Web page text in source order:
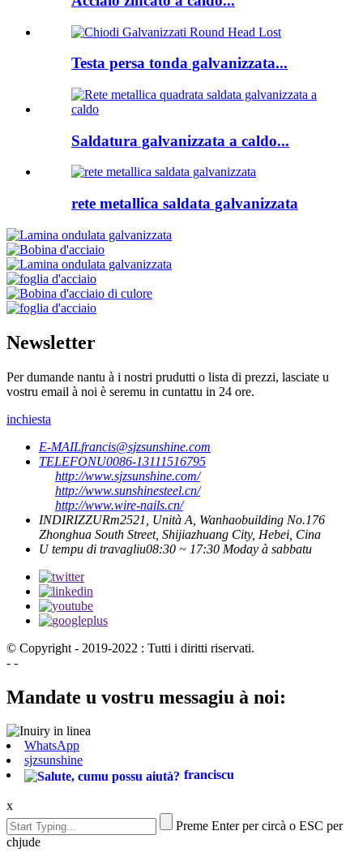
Testa persa tonda galvanizzata...
Saldatura galvanizzata a caldo...
rete metallica saldata galvanizzata
Newsletter
Per dumande nantu à i nostri prudutti o lista di prezzi, lasciate u
vostru email à noi è seremu in cuntattu in 24 ore.
inchiesta
E-MAILfrancis@sjzsunshine.com
TELEFONU0086-13111516795
http://www.sjzsunshine.com/
http://www.sunshinesteel.cn/
http://www.wire-nails.cn/
INDIRIZZURm2521, Unità A, Wanhaobuilding No.176
Zhonghua South Street, Shijiazhuang City, Hebei, Cina
U tempu di travagliu08:30 ~ 17:30 Moday à sabbatu
© Copyright - 2019-2022 : Tutti i diritti riservati.
- -
Mandate u vostru messagiu à noi:
WhatsApp
sjzsunshine
franciscu
x
Preme Enter per circà o ESC per
chjude